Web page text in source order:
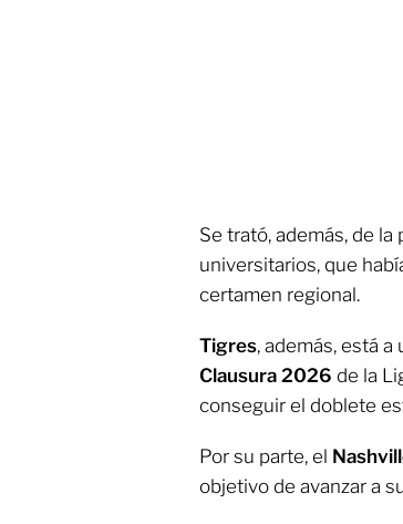
Se trató, además, de
universitarios, que
certamen regional.
Tigres, además, está
Clausura 2026 de la
conseguir el doblete
Por su parte, el
objetivo de avanzar a